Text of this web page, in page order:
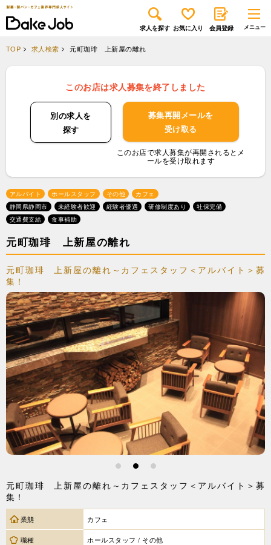
求人を探す お気に入り 会員登録
TOP 求人検索 元町珈琲 上新屋の離れ
このお店は求人募集を終了しました
別の求人を
探す
募集再開メールを
受け取る
このお店で求人募集が再開されるとメ
ールを受け取れます
アルバイト ホールスタッフ その他
カフェ
静岡県静岡市
未経験者歓迎 経験者優遇 研修制度あり
社保完備
交通費支給
食事補助
元町珈琲 上新屋の離れ
元町珈琲 上新屋の離れ～カフェスタッフ＜アルバイト＞募
集！
1 2 3
元町珈琲 上新屋の離れ～カフェスタッフ＜アルバイト＞募
集！
業態 カフェ
職種 ホールスタッフ / その他